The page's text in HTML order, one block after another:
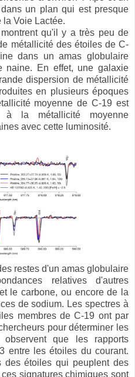
un plan qui est presque
la Voie Lactée.
qu'il y a très peu de
métallicité des étoiles de C-
dans un amas globulaire
naine. En effet, une galaxie
dispersion de métallicité
en plusieurs époques
moyenne de C-19 est
à la métallicité moyenne
avec cette luminosité.
restes d'un amas globulaire
relatives d'autres
le carbone, ou encore de la
de sodium. Les spectres à
membres de C-19 ont par
pour déterminer les
observent que les rapports
entre les étoiles du courant.
des étoiles qui peuplent des
signatures chimiques sont